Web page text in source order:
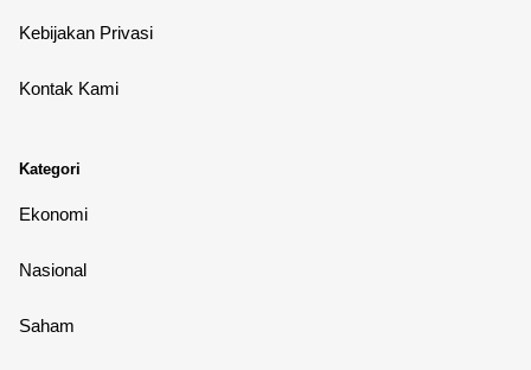
Kebijakan Privasi
Kontak Kami
Kategori
Ekonomi
Nasional
Saham